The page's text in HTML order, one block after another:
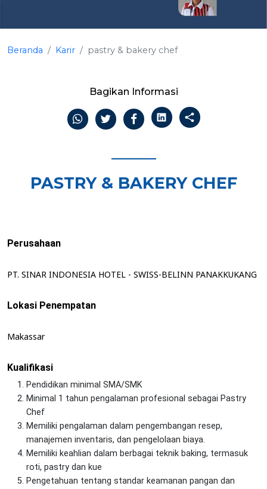
Beranda Karir pastry & bakery chef
Bagikan Informasi
PASTRY & BAKERY CHEF
Perusahaan
PT. SINAR INDONESIA HOTEL - SWISS-BELINN PANAKKUKANG
Lokasi Penempatan
Makassar
Kualifikasi
Pendidikan minimal SMA/SMK
Minimal 1 tahun pengalaman profesional sebagai Pastry
Chef
Memiliki pengalaman dalam pengembangan resep,
manajemen inventaris, dan pengelolaan biaya.
Memiliki keahlian dalam berbagai teknik baking, termasuk
roti, pastry dan kue
Pengetahuan tentang standar keamanan pangan dan